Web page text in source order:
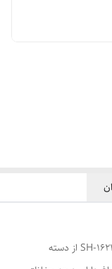
چراغ حیاطی دو شعله مدرن‌کلاسیک شعاع مدل SH-1621-2 از دسته